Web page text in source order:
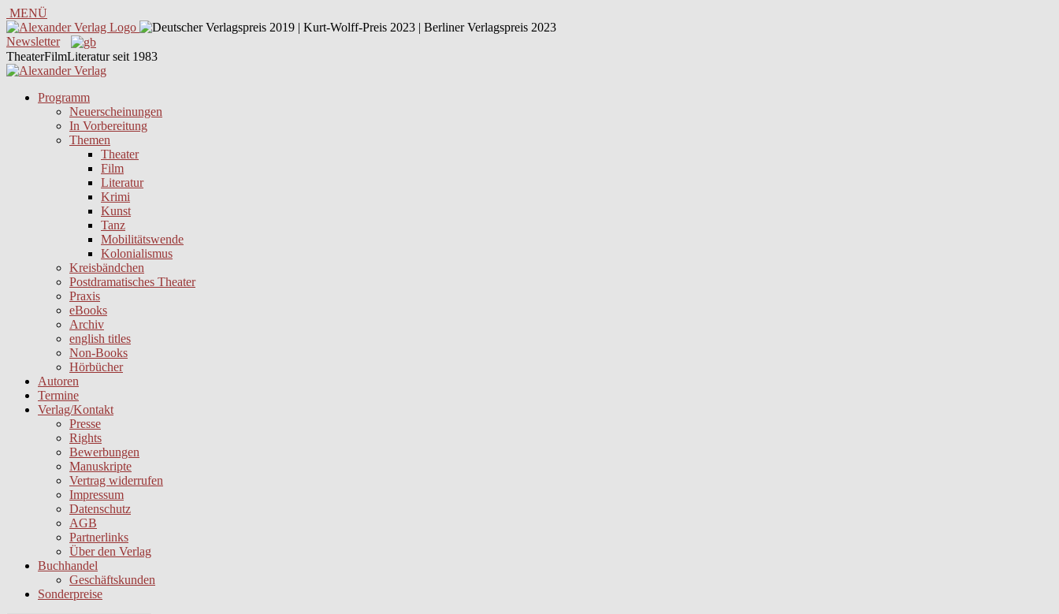
MENÜ
Newsletter
TheaterFilmLiteratur seit 1983
Programm
Neuerscheinungen
In Vorbereitung
Themen
Theater
Film
Literatur
Krimi
Kunst
Tanz
Mobilitätswende
Kolonialismus
Kreisbändchen
Postdramatisches Theater
Praxis
eBooks
Archiv
english titles
Non-Books
Hörbücher
Autoren
Termine
Verlag/Kontakt
Presse
Rights
Bewerbungen
Manuskripte
Vertrag widerrufen
Impressum
Datenschutz
AGB
Partnerlinks
Über den Verlag
Buchhandel
Geschäftskunden
Sonderpreise